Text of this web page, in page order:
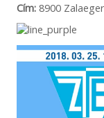
Cím:8900